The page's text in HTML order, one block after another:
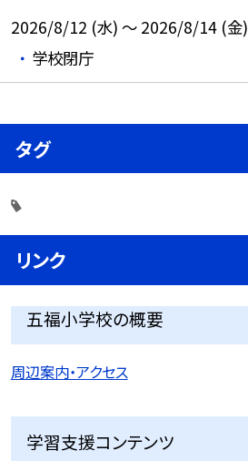
2026/8/12 (水) ～ 2026/8/14 (金)
学校閉庁
タグ
リンク
五福小学校の概要
周辺案内・アクセス
学習支援コンテンツ